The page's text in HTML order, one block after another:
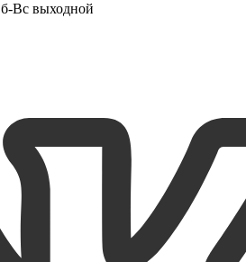
Вс выходной